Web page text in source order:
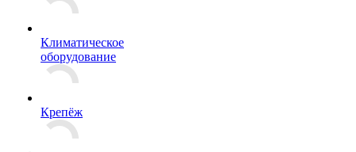
Климатическое
оборудование
Крепёж